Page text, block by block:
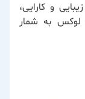
و کارایی،
لوکس به شمار